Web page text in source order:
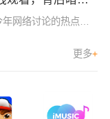
更多+